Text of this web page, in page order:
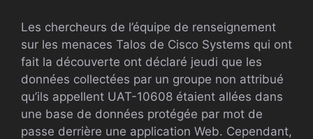
Les chercheurs de l’équipe de renseignement
sur les menaces Talos de Cisco Systems qui ont
fait la découverte ont déclaré jeudi que les
données collectées par un groupe non attribué
qu’ils appellent UAT-10608 étaient allées dans
une base de données protégée par mot de
passe derrière une application Web. Cependant,